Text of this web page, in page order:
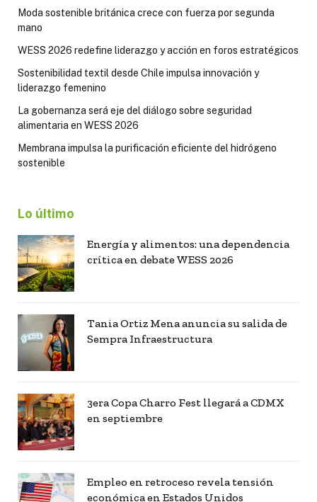
Moda sostenible británica crece con fuerza por segunda
mano
WESS 2026 redefine liderazgo y acción en foros estratégicos
Sostenibilidad textil desde Chile impulsa innovación y
liderazgo femenino
La gobernanza será eje del diálogo sobre seguridad
alimentaria en WESS 2026
Membrana impulsa la purificación eficiente del hidrógeno
sostenible
Lo último
Energía y alimentos: una dependencia
crítica en debate WESS 2026
Tania Ortiz Mena anuncia su salida de
Sempra Infraestructura
3era Copa Charro Fest llegará a CDMX
en septiembre
Empleo en retroceso revela tensión
económica en Estados Unidos